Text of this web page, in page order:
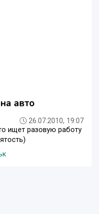
авто
26.07.2010, 19:07
ищет разовую работу